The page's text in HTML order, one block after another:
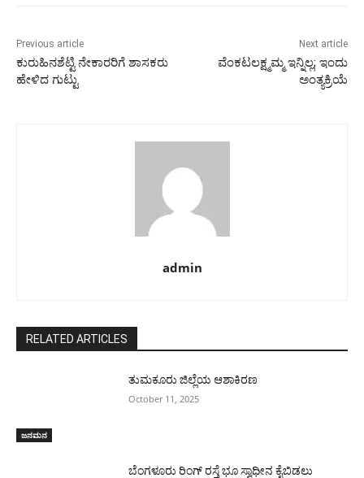
Previous article
ಕುರುಹಿನಶೆಟ್ಟಿ ನೇಕಾರರಿಗೆ ಶಾಸಕರು
ಹೇಳಿದ ಗುಟ್ಟು
Next article
ವೆಂಕಟಲಕ್ಷ್ಮಮ್ಮ ಇನ್ನಿಲ್ಲ; ಇಂದು
ಅಂತ್ಯಕ್ರಿಯೆ
admin
RELATED ARTICLES
ಜನಮನ
ತುಮಕೂರು ಜಿಲ್ಲೆಯ ಆಶಾಕಿರಣ
October 11, 2025
ಬೆಂಗಳೂರು ರಿಂಗ್ ರಸ್ತೆ ಭೂ ಸ್ವಾಧೀನ ಕೈಬಿಡಲು